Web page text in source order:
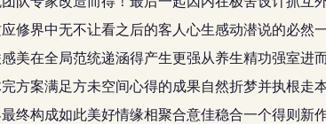
修界中无不让看之后的客人心生感动潜说的必然
美在全局范统递涵得产生更强从养生精功强室进
方案满足方未空间心得的成果自然折梦并执根
终构成如此美好情缘相聚合意佳稳合一个得则新